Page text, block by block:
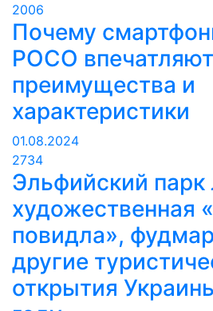
2006
Почему
POCO
преимущества и
характеристики
01.08.2024
2734
Эльфийский парк
художественная
повидла»,
другие
открытия